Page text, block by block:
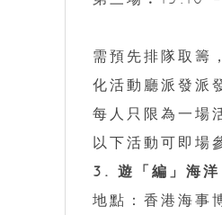
需預先排隊取
化活動廳派發派
每⼈只限為一場
以下活動可即場
3. 遊「編」海洋
地點：香港海事